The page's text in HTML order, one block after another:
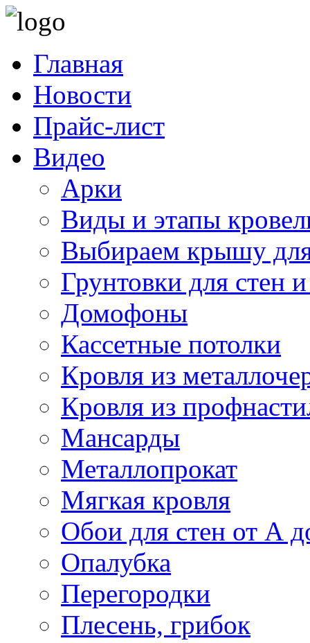
Главная
Новости
Прайс-лист
Видео
Арки
Виды и этапы
Выбираем крышу
Грунтовки для стен
Домофоны
Кассетные потолки
Кровля из
Кровля из
Мансарды
Металлопрокат
Мягкая кровля
Обои для стен от А
Опалубка
Перегородки
Плесень, грибок